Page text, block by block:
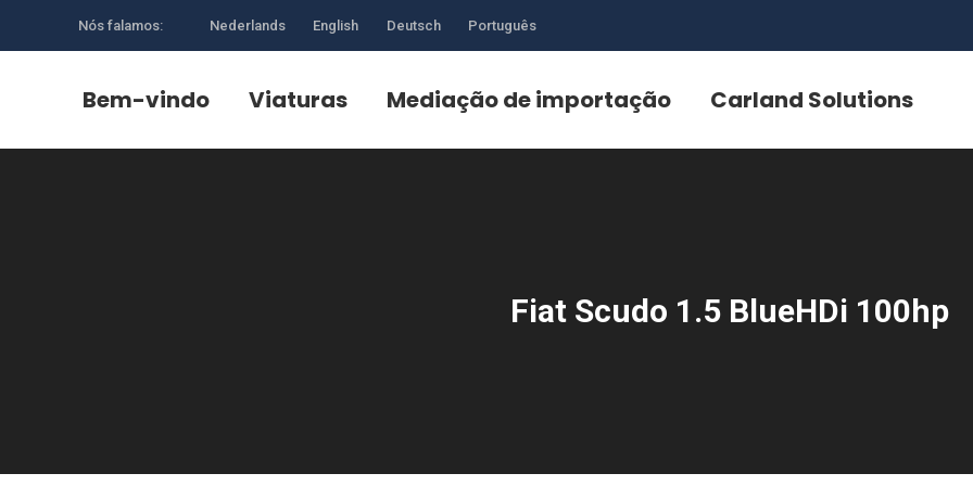
Nós falamos: Nederlands English Deutsch Português
Bem-vindo Viaturas Mediação de importação Carland Solutions
Fiat Scudo 1.5 BlueHDi 100hp